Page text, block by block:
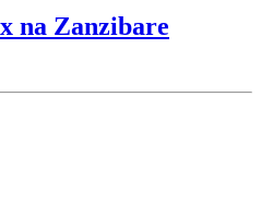
na Zanzibare